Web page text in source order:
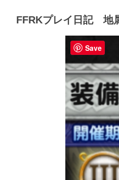
FFRKプレイ日記 地
Save